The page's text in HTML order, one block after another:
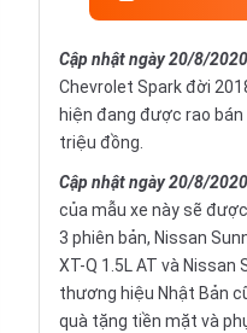
Cập nhật ngày 20/8/
Chevrolet Spark đời
hiện đang được rao
triệu đồng.
Cập nhật ngày 20/8/
của mẫu xe này sẽ
3 phiên bản, Nissan
XT-Q 1.5L AT và Nissan
thương hiệu Nhật Bản
quà tặng tiền mặt và